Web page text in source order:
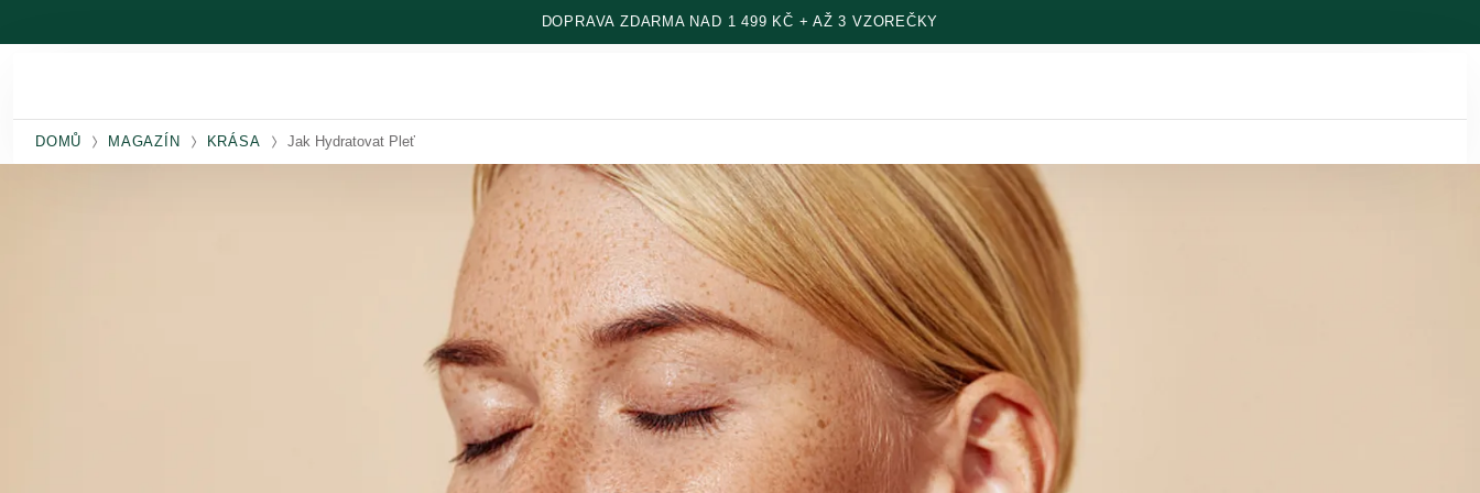
DOPRAVA ZDARMA NAD 1 499 KČ + AŽ 3 VZOREČKY
DOMŮ MAGAZÍN KRÁSA Jak Hydratovat Pleť